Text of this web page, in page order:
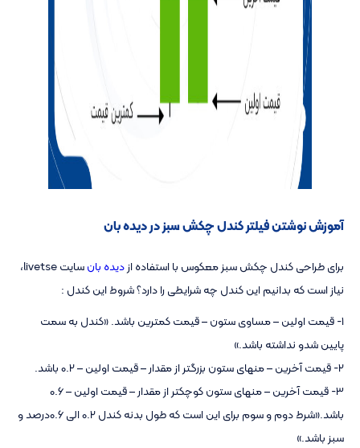
آموزش نوشتن فیلتر کندل چکش سبز در دیده بان
برای طراحی کندل چکش سبز معکوس با استفاده ازدیده بان
سایت livetse،
نیاز است که بدانیم این کندل چه شرایطی را دارد؟ شروط این کندل :
1- قیمت اولین – مساوی ستون – قیمت کمترین باشد. «کندل به سمت
پایین شدو نداشته باشد.»
2- قیمت آخرین – منهای ستون بزرگتر از مقدار – قیمت اولین – 0.2 باشد.
3- قیمت آخرین – منهای ستون کوچکتر از مقدار – قیمت اولین – 0.6
باشد.«شرط دوم و سوم برای این است که طول بدنه کندل 0.2 الی 0.6درصد و
سبز باشد.»